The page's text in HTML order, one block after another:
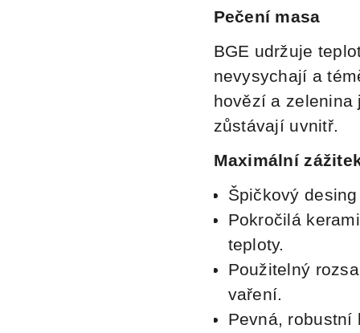
Pečení masa
BGE udržuje
nevysychají a
hovězí a
zůstávají uvnitř.
Maximální
Špičkový
Pokročilá
teploty.
Použitelný
vaření.
Pevná, robustní